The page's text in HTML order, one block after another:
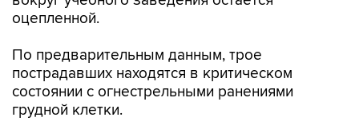
оцепленной.
По предварительным данным, трое
пострадавших находятся в критическом
состоянии с огнестрельными ранениями
грудной клетки.